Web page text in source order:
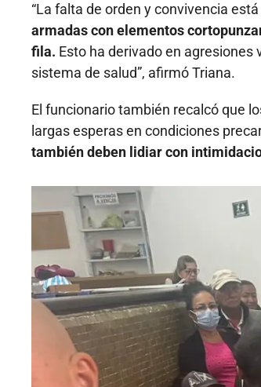
“La falta de orden y convivencia
armadas con elementos
fila. Esto ha derivado en agresiones
sistema de salud”, afirmó Triana.
El funcionario también recalcó que
largas esperas en condiciones
también deben lidiar con